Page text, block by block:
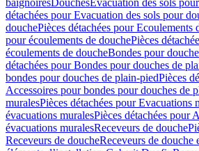
baignoiresDouchesEvacuation des sols
détachées pour Evacuation des sols pour
douchePièces détachées pour Ecoulements
pour écoulements de douchePièces
écoulements de doucheBondes pour
détachées pour Bondes pour douches de
bondes pour douches de plain-piedPièces
Accessoires pour bondes pour douches de
muralesPièces détachées pour Evacuations
évacuations muralesPièces détachées pour
évacuations muralesReceveurs de douche
Receveurs de doucheReceveurs de douche